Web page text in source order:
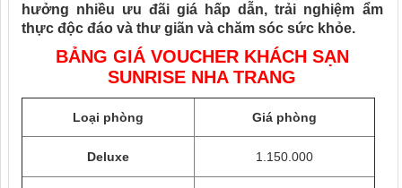
hưởng nhiều ưu đãi giá hấp dẫn, trải nghiệm ẩm
thực độc đáo và thư giãn và chăm sóc sức khỏe.
BẢNG GIÁ VOUCHER KHÁCH SẠN
SUNRISE NHA TRANG
Loại phòng Giá phòng
Deluxe 1.150.000